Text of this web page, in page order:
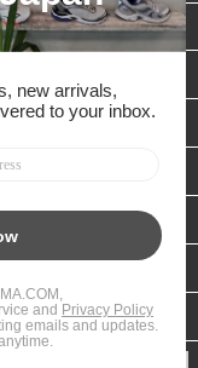
安心への取り組み
BUYMA CARD
スタッフ募集